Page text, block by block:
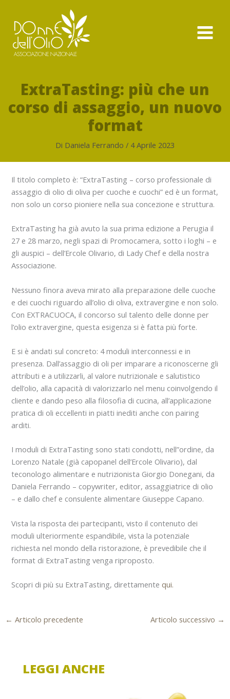
contenuto
ExtraTasting: più che un
corso di assaggio, un nuovo
format
Di Daniela Ferrando / 4 Aprile 2023
Il titolo completo è: “ExtraTasting – corso professionale di
assaggio di olio di oliva per cuoche e cuochi” ed è un format,
non solo un corso pioniere nella sua concezione e struttura.
ExtraTasting ha già avuto la sua prima edizione a Perugia il
27 e 28 marzo, negli spazi di Promocamera, sotto i loghi – e
gli auspici – dell’Ercole Olivario, di Lady Chef e della nostra
Associazione.
Nessuno finora aveva mirato alla preparazione delle cuoche
e dei cuochi riguardo all’olio di oliva, extravergine e non solo.
Con EXTRACUOCA, il concorso sul talento delle donne per
l’olio extravergine, questa esigenza si è fatta più forte.
E si è andati sul concreto: 4 moduli interconnessi e in
presenza. Dall’assaggio di oli per imparare a riconoscerne gli
attributi e a utilizzarli, al valore nutrizionale e salutistico
dell’olio, alla capacità di valorizzarlo nel menu coinvolgendo il
cliente e dando peso alla filosofia di cucina, all’applicazione
pratica di oli eccellenti in piatti inediti anche con pairing
arditi.
I moduli di ExtraTasting sono stati condotti, nell”ordine, da
Lorenzo Natale (già capopanel dell’Ercole Olivario), dal
teconologo alimentare e nutrizionista Giorgio Donegani, da
Daniela Ferrando – copywriter, editor, assaggiatrice di olio
– e dallo chef e consulente alimentare Giuseppe Capano.
Vista la risposta dei partecipanti, visto il contenuto dei
moduli ulteriormente espandibile, vista la potenziale
richiesta nel mondo della ristorazione, è prevedibile che il
format di ExtraTasting venga riproposto.
Scopri di più su ExtraTasting, direttamentequi.
← Articolo precedente Articolo successivo →
LEGGI ANCHE